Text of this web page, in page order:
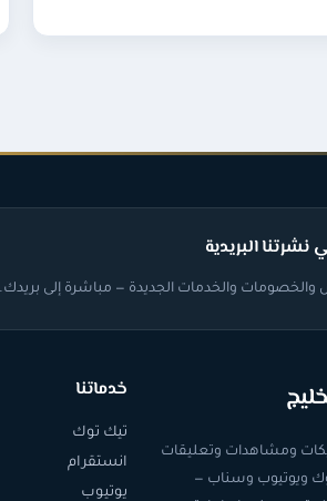
البريدية
والخدمات الجديدة — مباشرة إلى بريدك.
ومشاهدات وتعليقات
ويوتيوب وسناب —
خدماتنا
تيك توك
انستقرام
يوتيوب